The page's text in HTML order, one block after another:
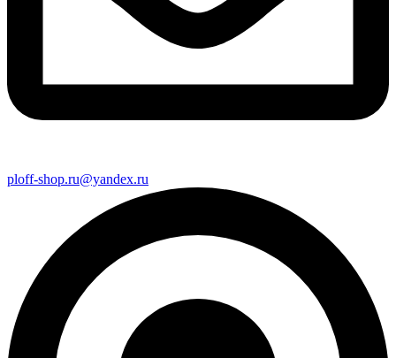
ploff-shop.ru@yandex.ru